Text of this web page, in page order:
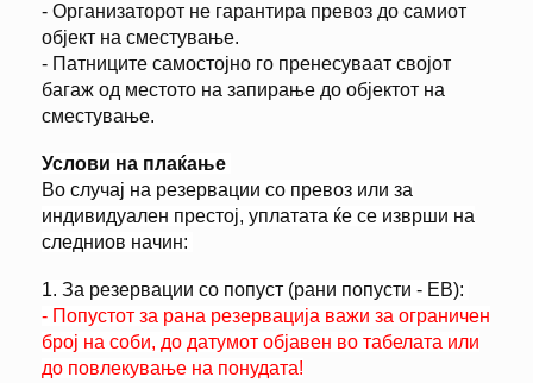
- Организаторот не гарантира превоз до самиот
објект на сместување.
- Патниците самостојно го пренесуваат својот
багаж од местото на запирање до објектот на
сместување.
Услови на плаќање
Во случај на резервации со превоз или за
индивидуален престој, уплатата ќе се изврши на
следниов начин:
1. За резервации со попуст (рани попусти - EB):
- Попустот за рана резервација важи за ограничен
број на соби, до датумот објавен во табелата или
до повлекување на понудата!